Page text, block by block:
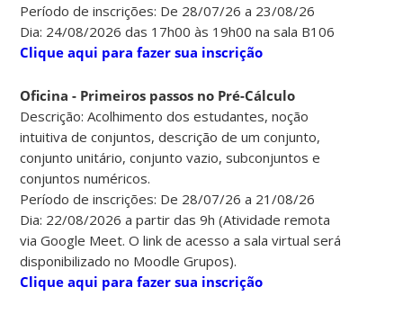
Período de inscrições: De 28/07/26 a 23/08/26
Dia: 24/08/2026 das 17h00 às 19h00 na sala B106
Clique aqui para fazer sua inscrição
Oficina - Primeiros passos no Pré-Cálculo
Descrição: Acolhimento dos estudantes, noção
intuitiva de conjuntos, descrição de um conjunto,
conjunto unitário, conjunto vazio, subconjuntos e
conjuntos numéricos.
Período de inscrições: De 28/07/26 a 21/08/26
Dia: 22/08/2026 a partir das 9h (Atividade remota
via Google Meet. O link de acesso a sala virtual será
disponibilizado no Moodle Grupos).
Clique aqui para fazer sua inscrição